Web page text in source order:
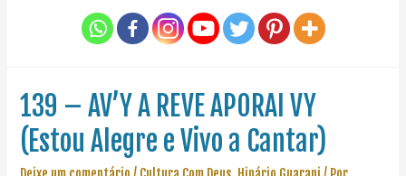
139 – AV’Y A REVE APORAI VY
(Estou Alegre e Vivo a Cantar)